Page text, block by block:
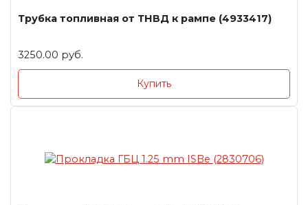
Трубка топливная от ТНВД к рампе (4933417)
3250.00 руб.
Купить